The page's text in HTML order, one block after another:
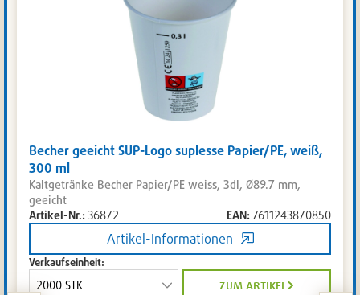
Becher geeicht SUP-Logo suplesse Papier/PE, weiß,
300 ml
Kaltgetränke Becher Papier/PE weiss, 3dl, Ø89.7 mm,
geeicht
Artikel-Nr.:36872 EAN:7611243870850
Artikel-Informationen
Verkaufseinheit:
zum artikel